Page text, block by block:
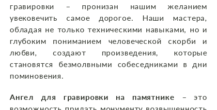
гравировки – пронизан нашим желанием
увековечить самое дорогое. Наши мастера,
обладая не только техническими навыками, но и
глубоким пониманием человеческой скорби и
любви, создают произведения, которые
становятся безмолвными собеседниками в дни
поминовения.
Ангел для гравировки на памятнике – это